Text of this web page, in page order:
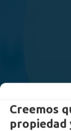
Creemos
propiedad